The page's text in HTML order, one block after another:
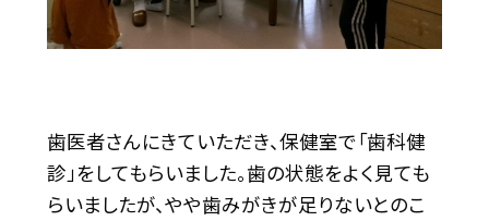
歯医者さんにきていただき、保健室で「歯科健
診」をしてもらいました。歯の状態をよく見ても
らいましたが、やや歯みがきが足りないとのこ